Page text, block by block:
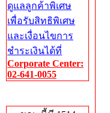
ดูแลลูกค้าพิเศษ
เพื่อรับสิทธิพิเศษ
และเงื่อนไขการ
ชำระเงินได้ที่
Corporate Center:
02-641-0055